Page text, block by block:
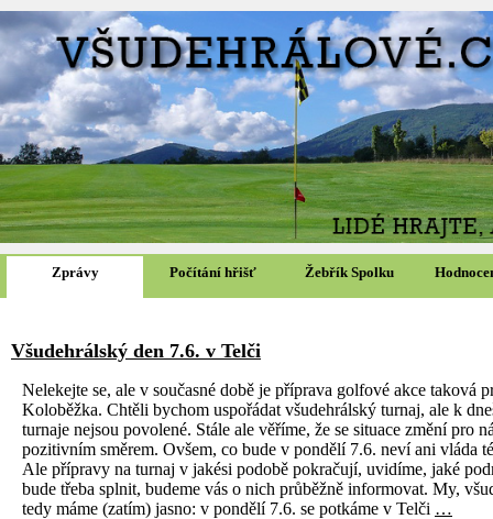
Zprávy Počítání hřišť Žebřík Spolku
Všudehrálský den 7.6. v Telči
Nelekejte se, ale v současné době je příprava golfové akce taková
Koloběžka. Chtěli bychom uspořádat všudehrálský turnaj, ale k
turnaje nejsou povolené. Stále ale věříme, že se situace změní pro
pozitivním směrem. Ovšem, co bude v pondělí 7.6. neví ani vláda
Ale přípravy na turnaj v jakési podobě pokračují, uvidíme, jaké
bude třeba splnit, budeme vás o nich průběžně informovat. My,
tedy máme (zatím) jasno: v pondělí 7.6. se potkáme v Telči …